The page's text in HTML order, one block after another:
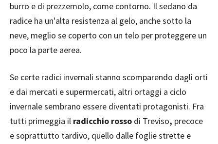
burro e di prezzemolo, come contorno. Il sedano da
radice ha un'alta resistenza al gelo, anche sotto la
neve, meglio se coperto con un telo per proteggere un
poco la parte aerea.
Se certe radici invernali stanno scomparendo dagli orti
e dai mercati e supermercati, altri ortaggi a ciclo
invernale sembrano essere diventati protagonisti. Fra
tutti primeggia il radicchio rosso di Treviso, precoce
e soprattutto tardivo, quello dalle foglie strette e